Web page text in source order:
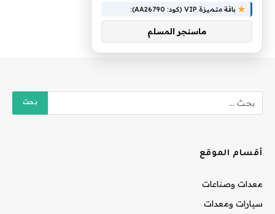
أقسام الموقع
معدات وصناعات
سيارات ومعدات
باقة متميزة VIP (كود: AA26790):
ماسنجر المسلم